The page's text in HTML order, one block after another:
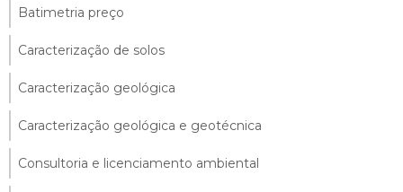
Batimetria preço
Caracterização de solos
Caracterização geológica
Caracterização geológica e geotécnica
Consultoria e licenciamento ambiental